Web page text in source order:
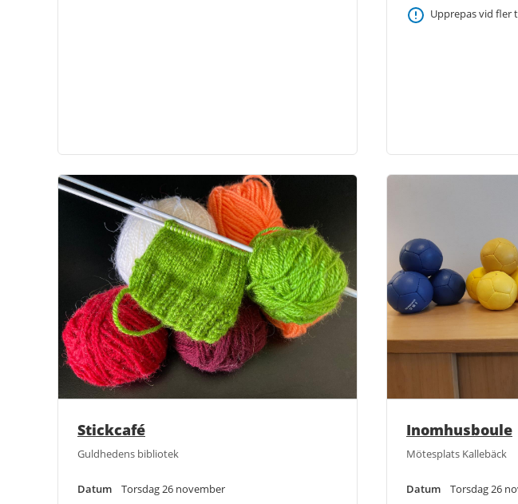
Upprepas vid fler
Stickcafé
Guldhedens bibliotek
Datum
Torsdag 26 november
Inomhusboule
Mötesplats Kallebäck
Datum
Torsdag 26